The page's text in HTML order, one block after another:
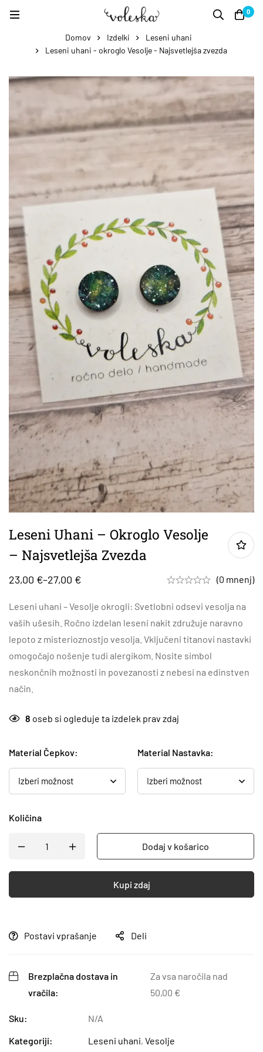
0
Domov Izdelki
Leseni uhani
Leseni uhani - okroglo Vesolje - Najsvetlejša zvezda
Leseni Uhani – Okroglo Vesolje
– Najsvetlejša Zvezda
23,00 €–27,00 € (0 mnenj)
Leseni uhani – Vesolje okrogli: Svetlobni odsevi vesolja na
vaših ušesih. Ročno izdelan leseni nakit združuje naravno
lepoto z misterioznostjo vesolja. Vključeni titanovi nastavki
omogočajo nošenje tudi alergikom. Nosite simbol
neskončnih možnosti in povezanosti z nebesi na edinstven
način.
8 oseb si ogleduje ta izdelek prav zdaj
Material Čepkov: Material Nastavka:
Količina
Dodaj v košarico
Kupi zdaj
Postavi vprašanje Deli
Brezplačna dostava in
vračila:
Za vsa naročila nad
50,00 €
Sku:
N/A
Kategoriji:
Leseni uhani, Vesolje